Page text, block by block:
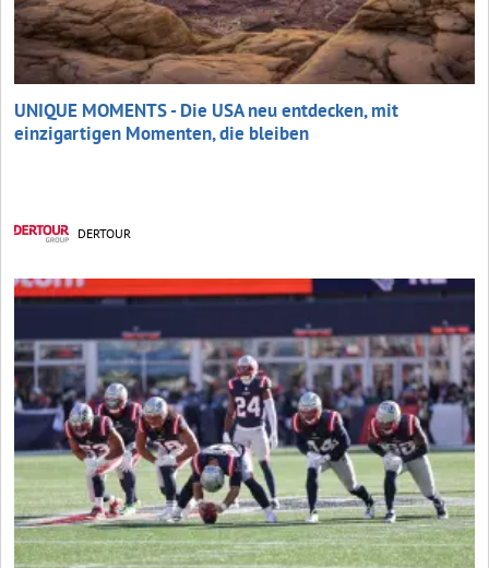
UNIQUE MOMENTS - Die USA neu entdecken, mit
einzigartigen Momenten, die bleiben
DERTOUR